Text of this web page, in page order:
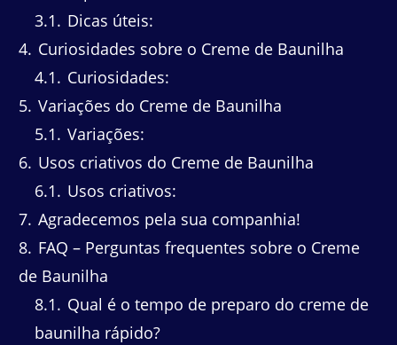
3.1
Dicas úteis:
4 Curiosidades sobre o Creme de Baunilha
4.1
Curiosidades:
5 Variações do Creme de Baunilha
5.1
Variações:
6 Usos criativos do Creme de Baunilha
6.1
Usos criativos:
7 Agradecemos pela sua companhia!
8 FAQ – Perguntas frequentes sobre o Creme
de Baunilha
8.1
Qual é o tempo de preparo do creme de
baunilha rápido?